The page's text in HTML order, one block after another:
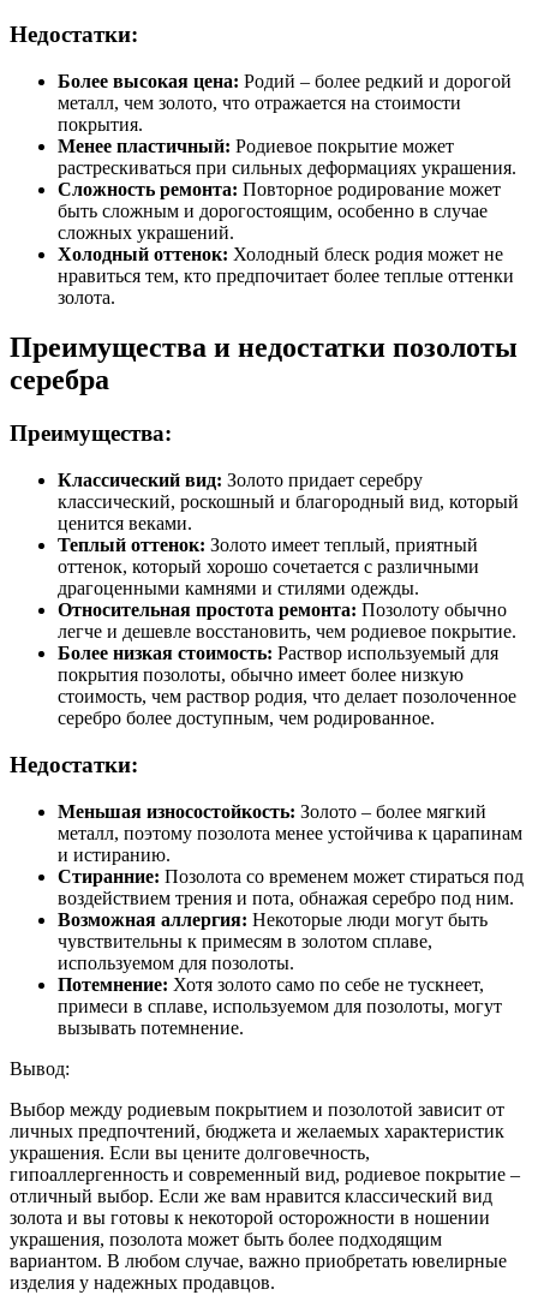
Недостатки:
Более высокая цена: Родий – более редкий и дорогой
металл, чем золото, что отражается на стоимости
покрытия.
Менее пластичный: Родиевое покрытие может
растрескиваться при сильных деформациях украшения.
Сложность ремонта: Повторное родирование может
быть сложным и дорогостоящим, особенно в случае
сложных украшений.
Холодный оттенок: Холодный блеск родия может не
нравиться тем, кто предпочитает более теплые оттенки
золота.
Преимущества и недостатки позолоты
серебра
Преимущества:
Классический вид: Золото придает серебру
классический, роскошный и благородный вид, который
ценится веками.
Теплый оттенок: Золото имеет теплый, приятный
оттенок, который хорошо сочетается с различными
драгоценными камнями и стилями одежды.
Относительная простота ремонта: Позолоту обычно
легче и дешевле восстановить, чем родиевое покрытие.
Более низкая стоимость: Раствор используемый для
покрытия позолоты, обычно имеет более низкую
стоимость, чем раствор родия, что делает позолоченное
серебро более доступным, чем родированное.
Недостатки:
Меньшая износостойкость: Золото – более мягкий
металл, поэтому позолота менее устойчива к царапинам
и истиранию.
Стиранние: Позолота со временем может стираться под
воздействием трения и пота, обнажая серебро под ним.
Возможная аллергия: Некоторые люди могут быть
чувствительны к примесям в золотом сплаве,
используемом для позолоты.
Потемнение: Хотя золото само по себе не тускнеет,
примеси в сплаве, используемом для позолоты, могут
вызывать потемнение.
Вывод:
Выбор между родиевым покрытием и позолотой зависит от
личных предпочтений, бюджета и желаемых характеристик
украшения. Если вы цените долговечность,
гипоаллергенность и современный вид, родиевое покрытие –
отличный выбор. Если же вам нравится классический вид
золота и вы готовы к некоторой осторожности в ношении
украшения, позолота может быть более подходящим
вариантом. В любом случае, важно приобретать ювелирные
изделия у надежных продавцов.